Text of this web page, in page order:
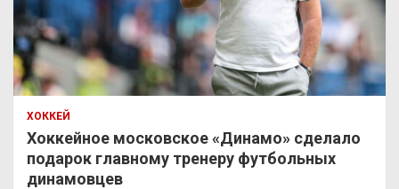
ХОККЕЙ
Хоккейное московское «Динамо» сделало
подарок главному тренеру футбольных
динамовцев